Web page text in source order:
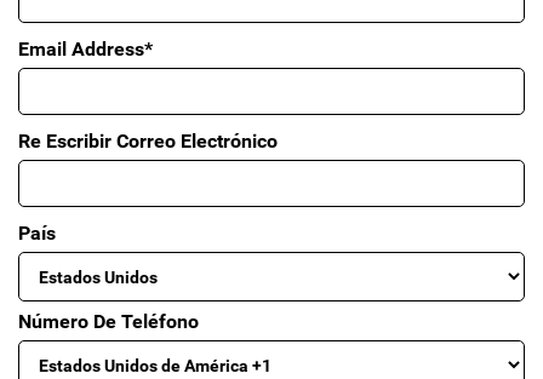
Email Address*
Re Escribir Correo Electrónico
País
Número De Teléfono